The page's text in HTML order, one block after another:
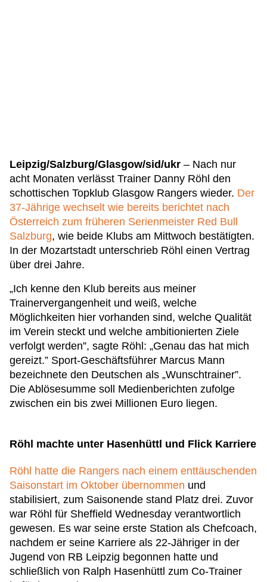
Leipzig/Salzburg/Glasgow/sid/ukr – Nach nur
acht Monaten verlässt Trainer Danny Röhl den
schottischen Topklub Glasgow Rangers wieder. Der
37-Jährige wechselt wie bereits berichtet nach
Österreich zum früheren Serienmeister Red Bull
Salzburg, wie beide Klubs am Mittwoch bestätigten.
In der Mozartstadt unterschrieb Röhl einen Vertrag
über drei Jahre.
„Ich kenne den Klub bereits aus meiner
Trainervergangenheit und weiß, welche
Möglichkeiten hier vorhanden sind, welche Qualität
im Verein steckt und welche ambitionierten Ziele
verfolgt werden”, sagte Röhl: „Genau das hat mich
gereizt.” Sport-Geschäftsführer Marcus Mann
bezeichnete den Deutschen als „Wunschtrainer”.
Die Ablösesumme soll Medienberichten zufolge
zwischen ein bis zwei Millionen Euro liegen.
Röhl machte unter Hasenhüttl und Flick Karriere
Röhl hatte die Rangers nach einem enttäuschenden
Saisonstart im Oktober übernommen und
stabilisiert, zum Saisonende stand Platz drei. Zuvor
war Röhl für Sheffield Wednesday verantwortlich
gewesen. Es war seine erste Station als Chefcoach,
nachdem er seine Karriere als 22-Jähriger in der
Jugend von RB Leipzig begonnen hatte und
schließlich von Ralph Hasenhüttl zum Co-Trainer